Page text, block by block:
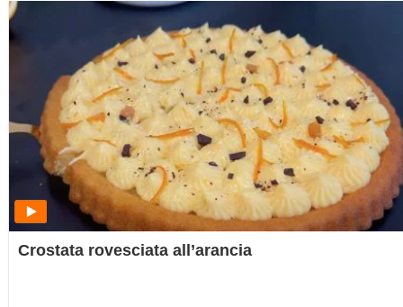
Crostata rovesciata all’arancia